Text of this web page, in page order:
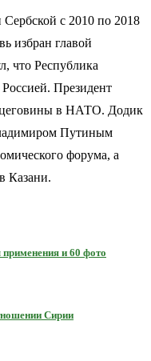
с 2010 по 2018
избран главой
что Республика
Президент
в НАТО. Додик
Путиным
форума, а
Казани.
и 60 фото
Сирии